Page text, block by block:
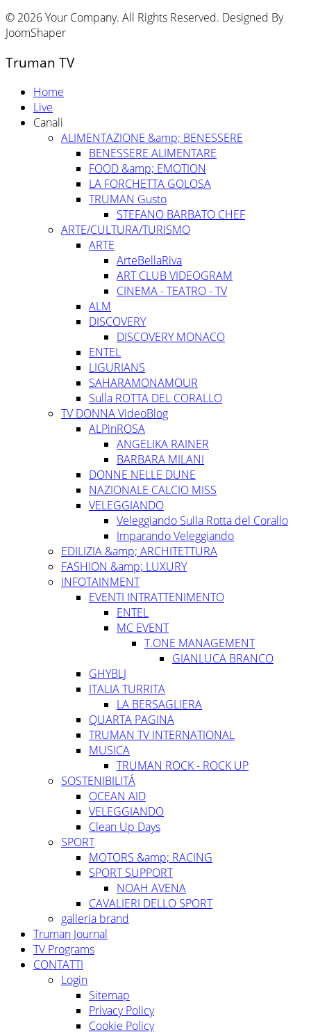
© 2026 Your Company. All Rights Reserved. Designed By
JoomShaper
Truman TV
Home
Live
Canali
ALIMENTAZIONE &amp; BENESSERE
BENESSERE ALIMENTARE
FOOD &amp; EMOTION
LA FORCHETTA GOLOSA
TRUMAN Gusto
STEFANO BARBATO CHEF
ARTE/CULTURA/TURISMO
ARTE
ArteBellaRiva
ART CLUB VIDEOGRAM
CINEMA - TEATRO - TV
ALM
DISCOVERY
DISCOVERY MONACO
ENTEL
LIGURIANS
SAHARAMONAMOUR
Sulla ROTTA DEL CORALLO
TV DONNA VideoBlog
ALPinROSA
ANGELIKA RAINER
BARBARA MILANI
DONNE NELLE DUNE
NAZIONALE CALCIO MISS
VELEGGIANDO
Veleggiando Sulla Rotta del Corallo
Imparando Veleggiando
EDILIZIA &amp; ARCHITETTURA
FASHION &amp; LUXURY
INFOTAINMENT
EVENTI INTRATTENIMENTO
ENTEL
MC EVENT
T.ONE MANAGEMENT
GIANLUCA BRANCO
GHYBLJ
ITALIA TURRITA
LA BERSAGLIERA
QUARTA PAGINA
TRUMAN TV INTERNATIONAL
MUSICA
TRUMAN ROCK - ROCK UP
SOSTENIBILITÁ
OCEAN AID
VELEGGIANDO
Clean Up Days
SPORT
MOTORS &amp; RACING
SPORT SUPPORT
NOAH AVENA
CAVALIERI DELLO SPORT
galleria brand
Truman Journal
TV Programs
CONTATTI
Login
Sitemap
Privacy Policy
Cookie Policy